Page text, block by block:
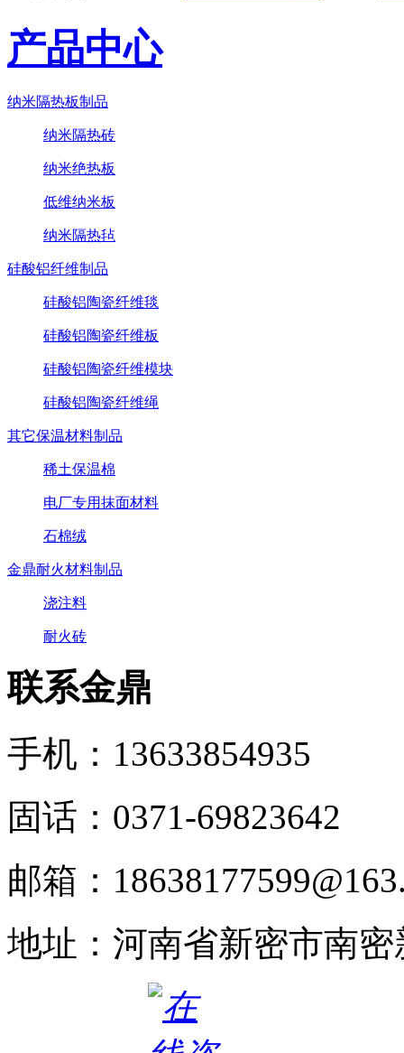
产品中心
纳米隔热板制品
纳米隔热砖
纳米绝热板
低维纳米板
纳米隔热毡
硅酸铝纤维制品
硅酸铝陶瓷纤维毯
硅酸铝陶瓷纤维板
硅酸铝陶瓷纤维模块
硅酸铝陶瓷纤维绳
其它保温材料制品
稀土保温棉
电厂专用抹面材料
石棉绒
金鼎耐火材料制品
浇注料
耐火砖
联系金鼎
手机：13633854935
固话：0371-69823642
邮箱：
地址：河南省新密市南密